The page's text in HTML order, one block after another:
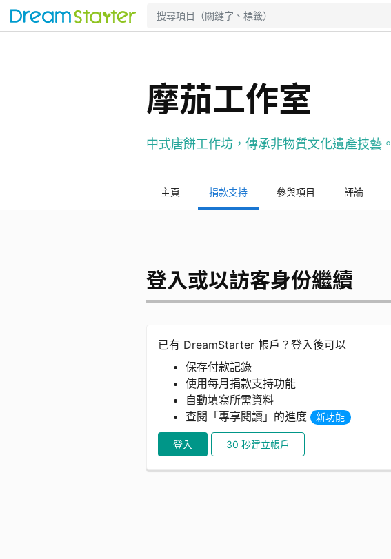
摩茄工作室
中式唐餅工作坊，傳承非物質文化遺產技藝。
主頁 捐款支持 參與項目 評論
登入或以訪客身份繼續
已有 DreamStarter 帳戶？登入後可以
保存付款記錄
使用每月捐款支持功能
自動填寫所需資料
查閱「專享閱讀」的進度
新功能
登入 30 秒建立帳戶